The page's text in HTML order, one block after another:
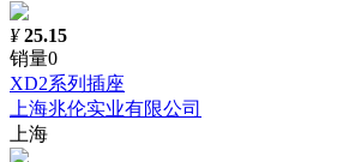
¥ 25.15
销量0
XD2系列插座
上海兆伦实业有限公司
上海